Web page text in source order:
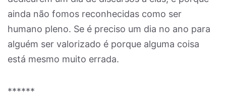
ainda não fomos reconhecidas como ser
humano pleno. Se é preciso um dia no ano para
alguém ser valorizado é porque alguma coisa
está mesmo muito errada.
******